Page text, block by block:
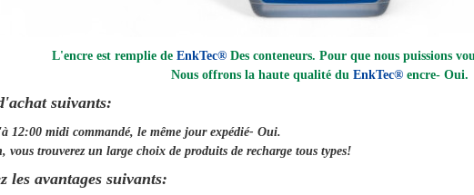
L'encre est remplie de EnkTec® Des conteneurs. Pour que nous puissions
Nous offrons la haute qualité du EnkTec®encre- Oui.
suivants:
12:00 midi commandé, le même jourexpédié- Oui.
vous trouverez un large choix de produits de recharge tous types!
les avantages suivants: